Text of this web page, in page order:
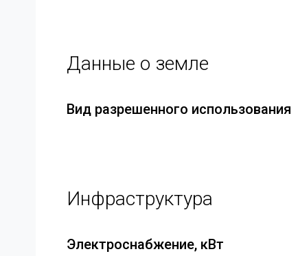
Данные о земле
Вид разрешенного использования
Инфраструктура
Электроснабжение, кВт